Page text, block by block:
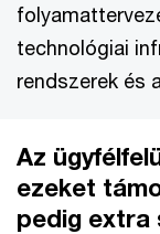
technológiai
rendszerek és
Az
ezeket
pedig extra